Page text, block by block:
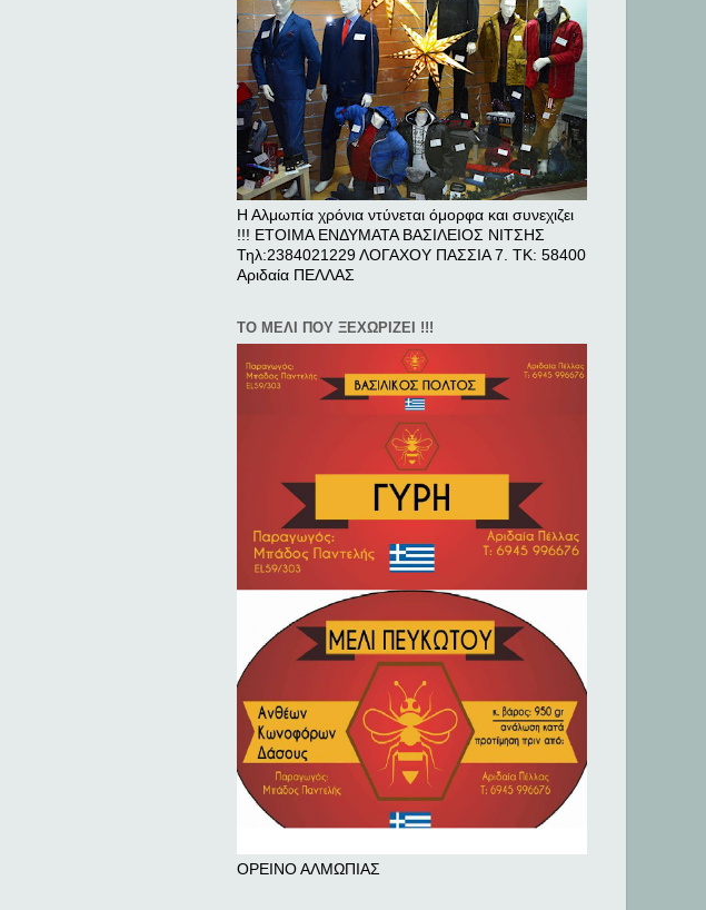
Η Αλμωπία χρόνια ντύνεται όμορφα και συνεχιζει
!!! ΕΤΟΙΜΑ ΕΝΔΥΜΑΤΑ ΒΑΣΙΛΕΙΟΣ ΝΙΤΣΗΣ
Τηλ:2384021229 ΛΟΓΑΧΟΥ ΠΑΣΣΙΑ 7. ΤΚ: 58400
Αριδαία ΠΕΛΛAΣ
ΤΟ ΜΕΛΙ ΠΟΥ ΞΕΧΩΡΙΖΕΙ !!!
ΟΡΕΙΝΟ ΑΛΜΩΠΙΑΣ